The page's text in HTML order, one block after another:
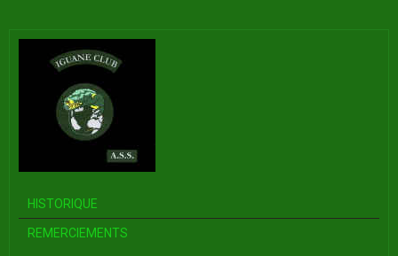
HISTORIQUE
REMERCIEMENTS